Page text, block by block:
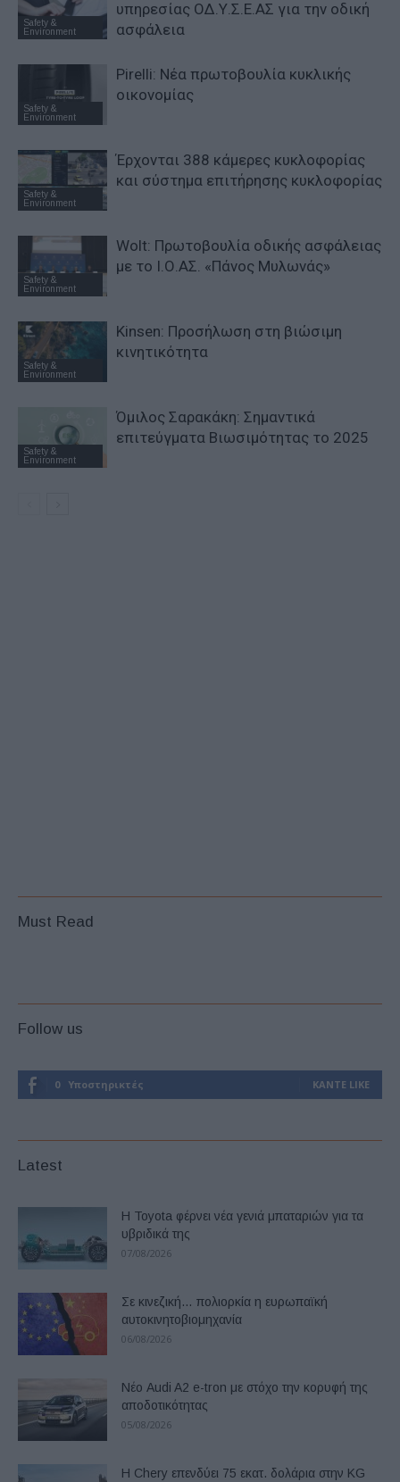
Safety &
Environment
υπηρεσίας ΟΔ.Υ.Σ.Ε.ΑΣ για την οδική
ασφάλεια
Safety &
Environment
Pirelli: Νέα πρωτοβουλία κυκλικής
οικονομίας
Safety &
Environment
Έρχονται 388 κάμερες κυκλοφορίας
και σύστημα επιτήρησης κυκλοφορίας
Safety &
Environment
Wolt: Πρωτοβουλία οδικής ασφάλειας
με το Ι.Ο.ΑΣ. «Πάνος Μυλωνάς»
Safety &
Environment
Kinsen: Προσήλωση στη βιώσιμη
κινητικότητα
Safety &
Environment
Όμιλος Σαρακάκη: Σημαντικά
επιτεύγματα Βιωσιμότητας το 2025
Must Read
Follow us
0 Υποστηρικτές ΚΆΝΤΕ LIKE
Latest
Η Toyota φέρνει νέα γενιά μπαταριών για τα
υβριδικά της
07/08/2026
Σε κινεζική… πολιορκία η ευρωπαϊκή
αυτοκινητοβιομηχανία
06/08/2026
Νέο Audi A2 e-tron με στόχο την κορυφή της
αποδοτικότητας
05/08/2026
Η Chery επενδύει 75 εκατ. δολάρια στην KG